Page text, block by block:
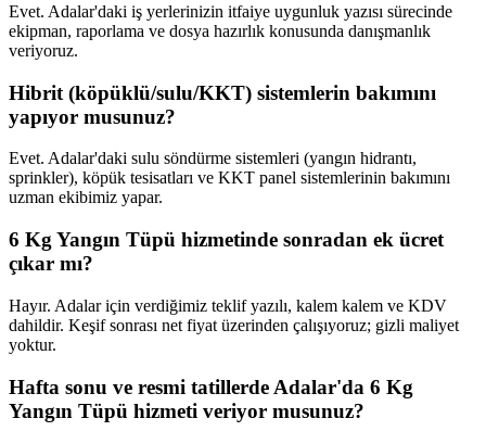
Evet. Adalar'daki iş yerlerinizin itfaiye uygunluk yazısı sürecinde
ekipman, raporlama ve dosya hazırlık konusunda danışmanlık
veriyoruz.
Hibrit (köpüklü/sulu/KKT) sistemlerin bakımını
yapıyor musunuz?
Evet. Adalar'daki sulu söndürme sistemleri (yangın hidrantı,
sprinkler), köpük tesisatları ve KKT panel sistemlerinin bakımını
uzman ekibimiz yapar.
6 Kg Yangın Tüpü hizmetinde sonradan ek ücret
çıkar mı?
Hayır. Adalar için verdiğimiz teklif yazılı, kalem kalem ve KDV
dahildir. Keşif sonrası net fiyat üzerinden çalışıyoruz; gizli maliyet
yoktur.
Hafta sonu ve resmi tatillerde Adalar'da 6 Kg
Yangın Tüpü hizmeti veriyor musunuz?